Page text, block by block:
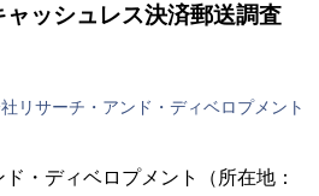
ッシュレス決済郵送調査
リサーチ・アンド・ディベロプメント
・ディベロプメント（所在地：